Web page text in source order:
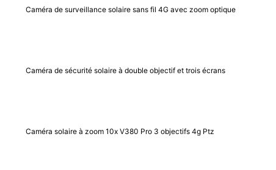
Caméra de surveillance solaire sans fil 4G avec zoom optique
Caméra de sécurité solaire à double objectif et trois écrans
Caméra solaire à zoom 10x V380 Pro 3 objectifs 4g Ptz